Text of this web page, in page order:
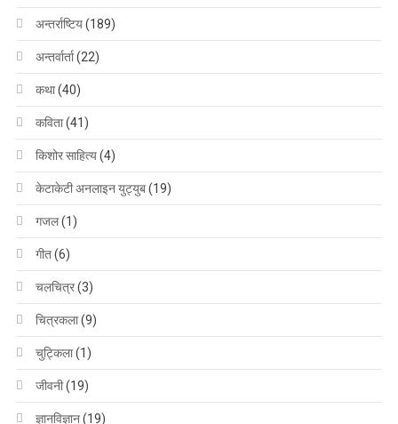
अन्तर्राष्टिय(189)
अन्तर्वार्ता(22)
कथा(40)
कविता(41)
किशोर साहित्य(4)
केटाकेटी अनलाइन युट्युब(19)
गजल(1)
गीत(6)
चलचित्र(3)
चित्रकला(9)
चुट्किला(1)
जीवनी(19)
ज्ञानविज्ञान(19)